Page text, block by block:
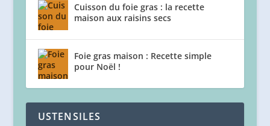
Cuisson du foie gras : la recette
maison aux raisins secs
Foie gras maison : Recette simple
pour Noël !
USTENSILES